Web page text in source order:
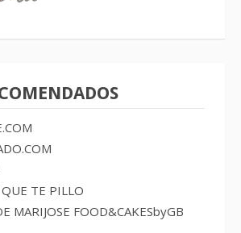
TE PILLO
MARIJOSE FOOD&CAKESbyGB